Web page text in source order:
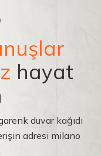
hayat
duvar kağıdı
adresi milano